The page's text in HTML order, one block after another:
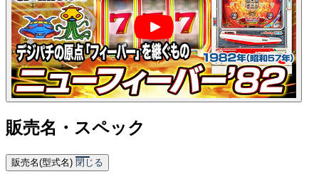
販売名・スペック
販売名(型式名) 閉じる